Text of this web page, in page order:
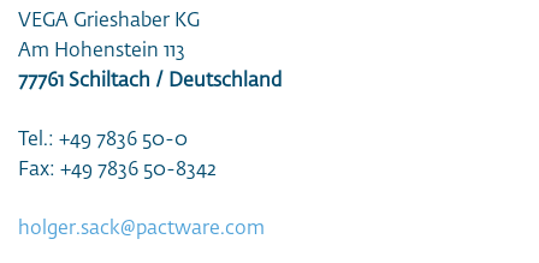
VEGA Grieshaber KG
Am Hohenstein 113
77761 Schiltach / Deutschland
Tel.: +49 7836 50-0
Fax: +49 7836 50-8342
holger.sack@pactware.com